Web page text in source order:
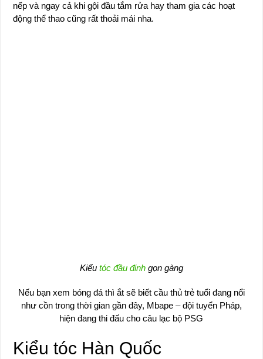
nếp và ngay cả khi gội đầu tắm rửa hay tham gia các hoạt
động thể thao cũng rất thoải mái nha.
Kiểu tóc đầu đinhgọn gàng
Nếu bạn xem bóng đá thì ắt sẽ biết cầu thủ trẻ tuổi đang nổi
như cồn trong thời gian gần đây, Mbape – đội tuyển Pháp,
hiện đang thi đấu cho câu lạc bộ PSG
Kiểu tóc Hàn Quốc